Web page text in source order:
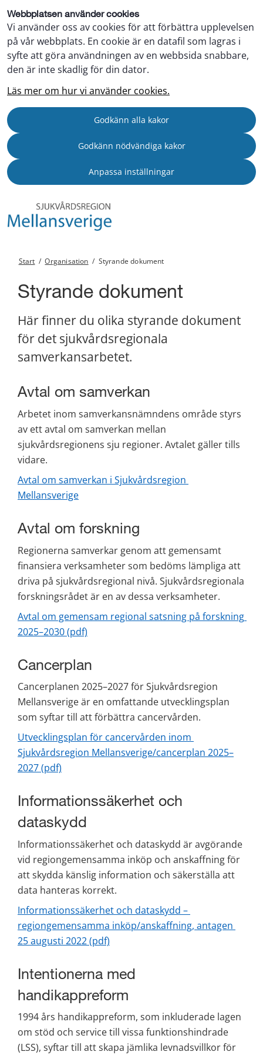
Webbplatsen använder cookies
Vi använder oss av cookies för att förbättra upplevelsen
på vår webbplats. En cookie är en datafil som lagras i
syfte att göra användningen av en webbsida snabbare,
den är inte skadlig för din dator.
Läs mer om hur vi använder cookies.
Godkänn alla kakor
Godkänn nödvändiga kakor
Anpassa inställningar
Start / Organisation / Styrande dokument
Styrande dokument
Här finner du olika styrande dokument
för det sjukvårdsregionala
samverkansarbetet.
Avtal om samverkan
Arbetet inom samverkansnämndens område styrs
av ett avtal om samverkan mellan
sjukvårdsregionens sju regioner. Avtalet gäller tills
vidare.
Avtal om samverkan i Sjukvårdsregion
Mellansverige
Avtal om forskning
Regionerna samverkar genom att gemensamt
finansiera verksamheter som bedöms lämpliga att
driva på sjukvårdsregional nivå. Sjukvårdsregionala
forskningsrådet är en av dessa verksamheter.
Avtal om gemensam regional satsning på forskning
2025–2030 (pdf)
Cancerplan
Cancerplanen 2025–2027 för Sjukvårdsregion
Mellansverige är en omfattande utvecklingsplan
som syftar till att förbättra cancervården.
Utvecklingsplan för cancervården inom
Sjukvårdsregion Mellansverige/cancerplan 2025–
2027 (pdf)
Informationssäkerhet och
dataskydd
Informationssäkerhet och dataskydd är avgörande
vid regiongemensamma inköp och anskaffning för
att skydda känslig information och säkerställa att
data hanteras korrekt.
Informationssäkerhet och dataskydd –
regiongemensamma inköp/anskaffning, antagen
25 augusti 2022 (pdf)
Intentionerna med
handikappreform
1994 års handikappreform, som inkluderade lagen
om stöd och service till vissa funktionshindrade
(LSS), syftar till att skapa jämlika levnadsvillkor för